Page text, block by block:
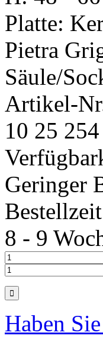
Platte:
Pietra
Säule/
Artikel-
10 25 254
Geringer
8 - 9
Haben